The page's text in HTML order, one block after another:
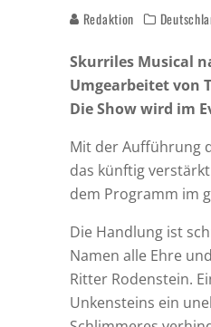
Redaktion
Skurriles Musical
Umgearbeitet von
Die Show wird im
Mit der Aufführung
das künftig
dem Programm im
Die Handlung ist
Namen alle Ehre
Ritter Rodenstein.
Unkensteins ein